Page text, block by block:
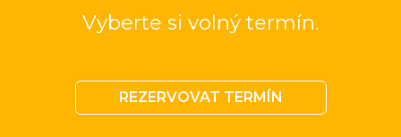
Vyberte si volný termín.
REZERVOVAT TERMÍN